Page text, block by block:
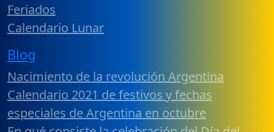
Feriados
Calendario Lunar
Blog
Nacimiento de la revolución Argentina
Calendario 2021 de festivos y fechas
especiales de Argentina en octubre